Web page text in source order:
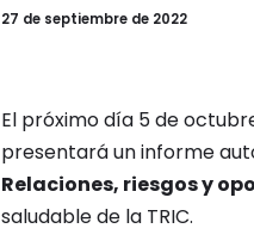
27 de septiembre de 2022
El próximo día 5 de
presentará un informe
Relaciones, riesgos y
saludable de la TRIC.